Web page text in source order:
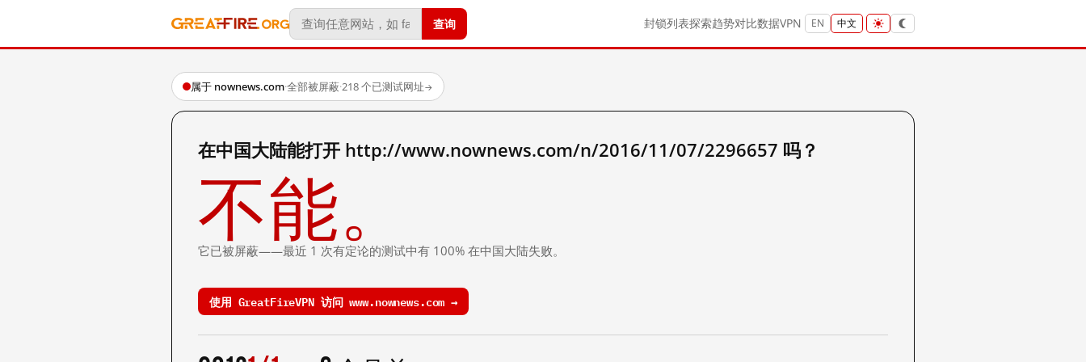
查询 封锁列表探索趋势对比数据VPN EN 中文
属于 nownews.com·全部被屏蔽·218 个已测试网址→
在中国大陆能打开 http://www.nownews.com/n/2016/11/07/2296657 吗？
不能。
它已被屏蔽——最近 1 次有定论的测试中有 100% 在中国大陆失败。
使用 GreatFireVPN 访问 www.nownews.com →